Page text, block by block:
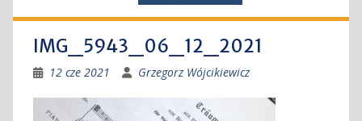
IMG_5943_06_12_2021
12 cze 2021 Grzegorz Wójcikiewicz